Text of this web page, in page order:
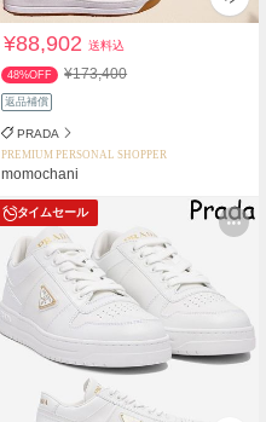
¥88,902送料込
48%OFF ¥173,400
返品補償
PRADA
PREMIUM PERSONAL SHOPPER
momochani
タイムセール